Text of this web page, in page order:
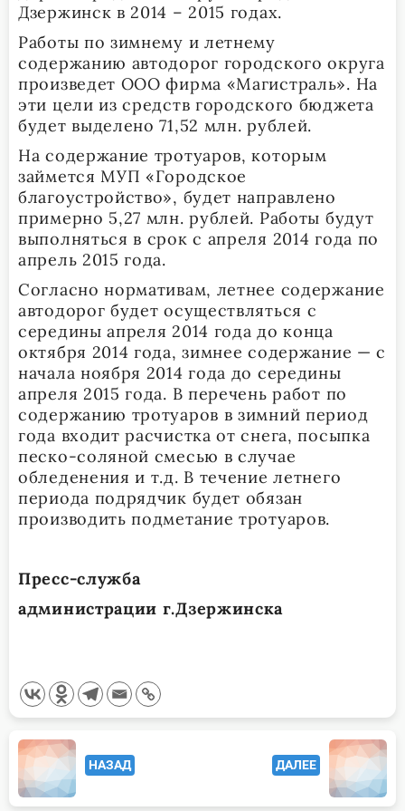
Дзержинск в 2014 – 2015 годах.
Работы по зимнему и летнему
содержанию автодорог городского округа
произведет ООО фирма «Магистраль». На
эти цели из средств городского бюджета
будет выделено 71,52 млн. рублей.
На содержание тротуаров, которым
займется МУП «Городское
благоустройство», будет направлено
примерно 5,27 млн. рублей. Работы будут
выполняться в срок с апреля 2014 года по
апрель 2015 года.
Согласно нормативам, летнее содержание
автодорог будет осуществляться с
середины апреля 2014 года до конца
октября 2014 года, зимнее содержание — с
начала ноября 2014 года до середины
апреля 2015 года. В перечень работ по
содержанию тротуаров в зимний период
года входит расчистка от снега, посыпка
песко-соляной смесью в случае
обледенения и т.д. В течение летнего
периода подрядчик будет обязан
производить подметание тротуаров.
Пресс-служба
администрации г.Дзержинска
<span
class="nav-
subtitle
НАЗАД ДАЛЕЕ